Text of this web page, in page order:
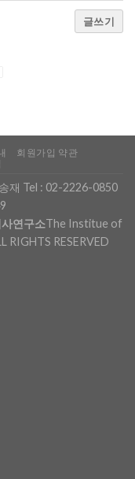
글쓰기
회원가입 약관
재 Tel : 02-2226-0850
연구소The Institue of
RESERVED